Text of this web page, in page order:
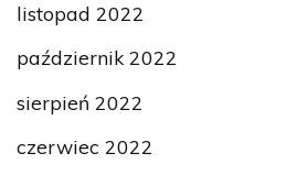
listopad 2022
październik 2022
sierpień 2022
czerwiec 2022